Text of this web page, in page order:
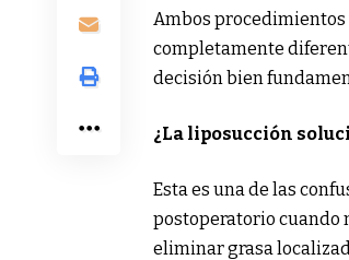
Ambos procedimientos
completamente
decisión bien
¿La liposucción
Esta es una de las
postoperatorio cuando
eliminar grasa